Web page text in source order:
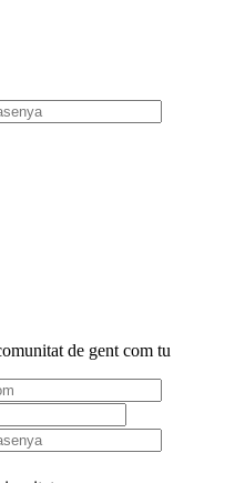
de gent com tu